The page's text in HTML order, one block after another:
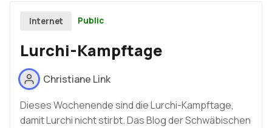
Internet Public
Lurchi-Kampftage
Christiane Link
Dieses Wochenende sind die Lurchi-Kampftage,
damit Lurchi nicht stirbt. Das Blog der Schwäbischen